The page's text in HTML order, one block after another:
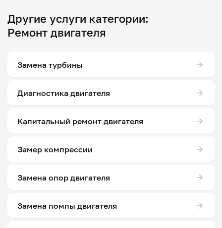
Другие услуги категории:
Ремонт двигателя
Замена турбины
Диагностика двигателя
Капитальный ремонт двигателя
Замер компрессии
Замена опор двигателя
Замена помпы двигателя